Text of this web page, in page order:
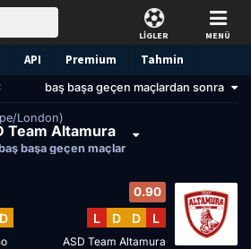
LİGLER MENÜ
API Premium Tahmin
baş başa geçen maçlardan sonra
London)
Team Altamura
başa geçen maçlar
D
0.90
L D D L
ASD Team Altamura